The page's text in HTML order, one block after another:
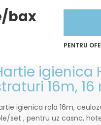
bax
PENTRU
igienica
16m,
igienica rola 16m,
set , pentru uz casnc,